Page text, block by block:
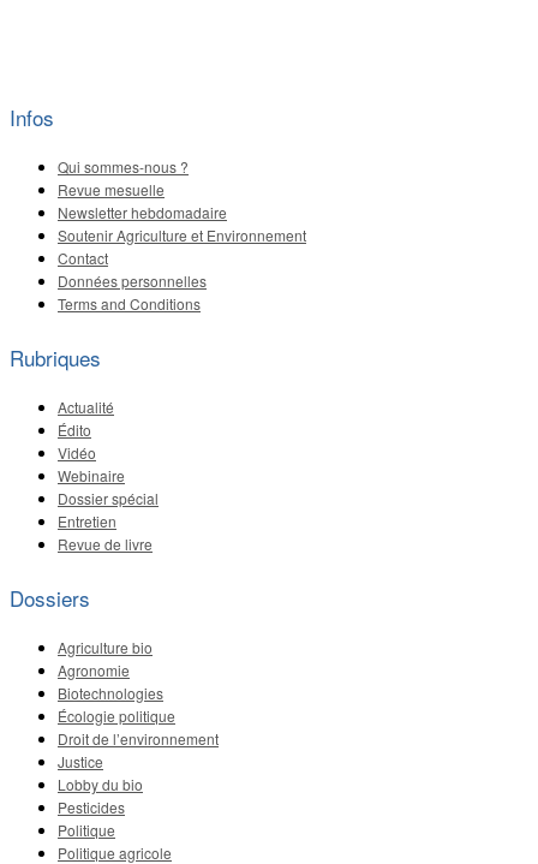
Infos
Qui sommes-nous ?
Revue mesuelle
Newsletter hebdomadaire
Soutenir Agriculture et Environnement
Contact
Données personnelles
Terms and Conditions
Rubriques
Actualité
Édito
Vidéo
Webinaire
Dossier spécial
Entretien
Revue de livre
Dossiers
Agriculture bio
Agronomie
Biotechnologies
Écologie politique
Droit de l’environnement
Justice
Lobby du bio
Pesticides
Politique
Politique agricole